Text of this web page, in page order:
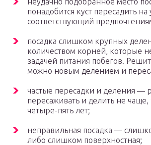
понадобится куст пересадить на
соответствующий
посадка слишком крупных
количеством корней, которые
задачей питания побегов.
можно новым делением и
частые пересадки и деления —
пересаживать и делить не чаще,
четыре-пять лет;
неправильная посадка —
либо слишком поверхностная;